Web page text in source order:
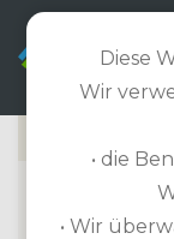
T
Diese
Wir
• die
• Wir